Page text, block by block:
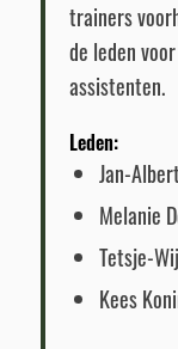
trainers
de leden
assistenten.
Leden:
Jan-
Melanie
Tetsje-
Kees